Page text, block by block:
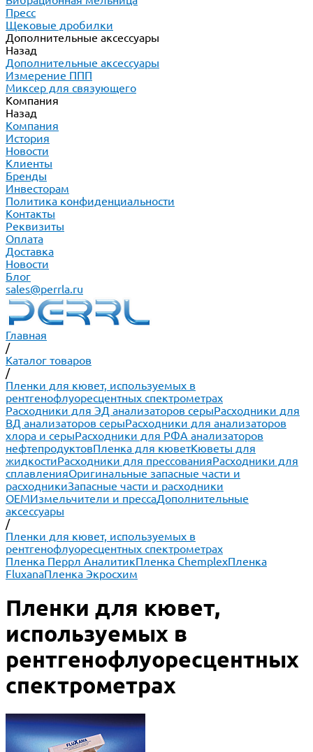
Пресс
Щековые дробилки
Дополнительные аксессуары
Назад
Дополнительные аксессуары
Измерение ППП
Миксер для связующего
Компания
Назад
Компания
История
Новости
Клиенты
Бренды
Инвесторам
Политика конфиденциальности
Контакты
Реквизиты
Оплата
Доставка
Новости
Блог
sales@perrla.ru
Главная
/
Каталог товаров
/
Пленки для кювет, используемых в
рентгенофлуоресцентных спектрометрах
Расходники для ЭД анализаторов серыРасходники для
ВД анализаторов серыРасходники для анализаторов
хлора и серыРасходники для РФА анализаторов
нефтепродуктовПленка для кюветКюветы для
жидкостиРасходники для прессованияРасходники для
сплавленияОригинальные запасные части и
расходникиЗапасные части и расходники
ОЕМИзмельчители и прессаДополнительные
аксессуары
/
Пленки для кювет, используемых в
рентгенофлуоресцентных спектрометрах
Пленка Перрл АналитикПленка ChemplexПленка
FluxanaПленка Экросхим
Пленки для кювет,
используемых в
рентгенофлуоресцентных
спектрометрах